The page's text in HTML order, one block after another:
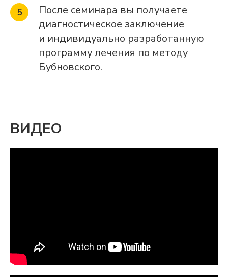
После семинара вы получаете
диагностическое заключение
и индивидуально разработанную
программу лечения по методу
Бубновского.
ВИДЕО
документов отправьте запрос перед
семинаром